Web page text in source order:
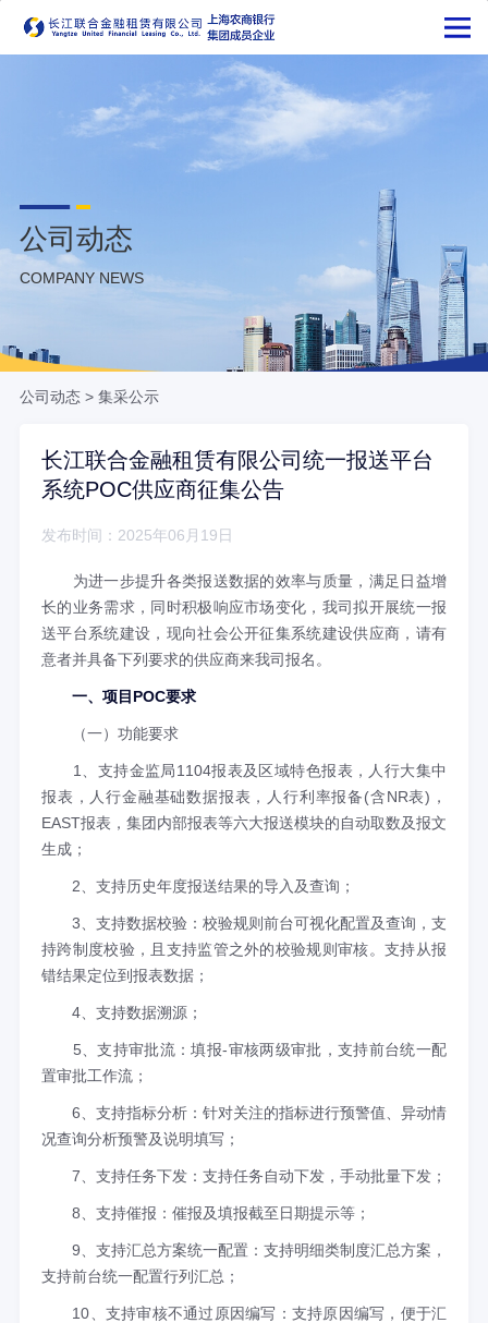
公司动态
COMPANY NEWS
公司动态 > 集采公示
长江联合金融租赁有限公司统一报送平台
系统POC供应商征集公告
发布时间：2025年06月19日
为进一步提升各类报送数据的效率与质量，满足日益增
长的业务需求，同时积极响应市场变化，我司拟开展统一报
送平台系统建设，现向社会公开征集系统建设供应商，请有
意者并具备下列要求的供应商来我司报名。
一、项目POC要求
（一）功能要求
1、支持金监局1104报表及区域特色报表，人行大集中
报表，人行金融基础数据报表，人行利率报备(含NR表)，
EAST报表，集团内部报表等六大报送模块的自动取数及报文
生成；
2、支持历史年度报送结果的导入及查询；
3、支持数据校验：校验规则前台可视化配置及查询，支
持跨制度校验，且支持监管之外的校验规则审核。支持从报
错结果定位到报表数据；
4、支持数据溯源；
5、支持审批流：填报-审核两级审批，支持前台统一配
置审批工作流；
6、支持指标分析：针对关注的指标进行预警值、异动情
况查询分析预警及说明填写；
7、支持任务下发：支持任务自动下发，手动批量下发；
8、支持催报：催报及填报截至日期提示等；
9、支持汇总方案统一配置：支持明细类制度汇总方案，
支持前台统一配置行列汇总；
10、支持审核不通过原因编写：支持原因编写，便于汇